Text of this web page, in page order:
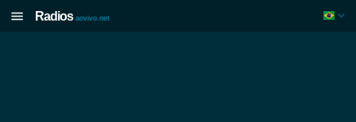
Radios aovivo.net